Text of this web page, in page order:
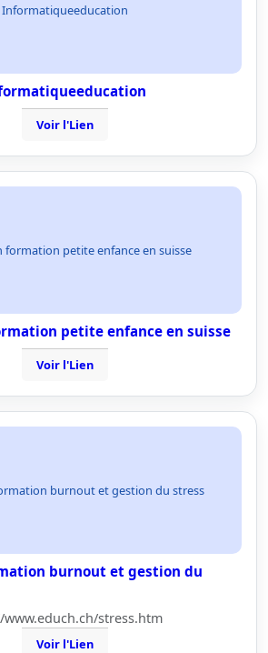
Informatiqueeducation
Voir l'Lien
petite enfance en suisse
petite enfance en suisse
Voir l'Lien
burnout et gestion du stress
burnout et gestion du
stress.htm
Voir l'Lien